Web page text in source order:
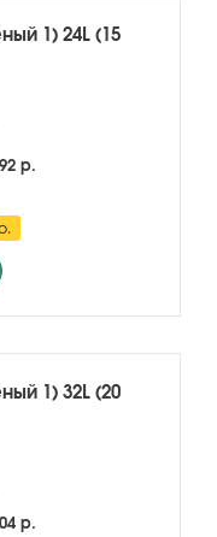
1) 24L (15
р.
1) 32L (20
р.